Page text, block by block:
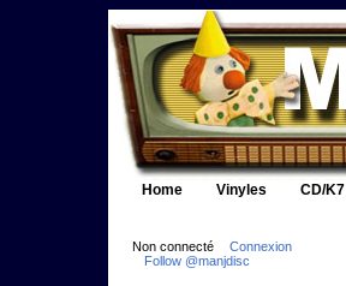
Home Vinyles CD/K7
Non connecté
Connexion
Follow @manjdisc